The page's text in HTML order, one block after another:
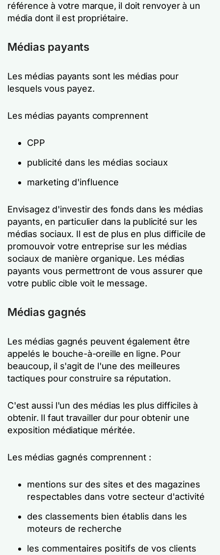
référence à votre marque, il doit renvoyer à un
média dont il est propriétaire.
Médias payants
Les médias payants sont les médias pour
lesquels vous payez.
Les médias payants comprennent
CPP
publicité dans les médias sociaux
marketing d'influence
Envisagez d'investir des fonds dans les médias
payants, en particulier dans la publicité sur les
médias sociaux. Il est de plus en plus difficile de
promouvoir votre entreprise sur les médias
sociaux de manière organique. Les médias
payants vous permettront de vous assurer que
votre public cible voit le message.
Médias gagnés
Les médias gagnés peuvent également être
appelés le bouche-à-oreille en ligne. Pour
beaucoup, il s'agit de l'une des meilleures
tactiques pour construire sa réputation.
C'est aussi l'un des médias les plus difficiles à
obtenir. Il faut travailler dur pour obtenir une
exposition médiatique méritée.
Les médias gagnés comprennent :
mentions sur des sites et des magazines
respectables dans votre secteur d'activité
des classements bien établis dans les
moteurs de recherche
les commentaires positifs de vos clients